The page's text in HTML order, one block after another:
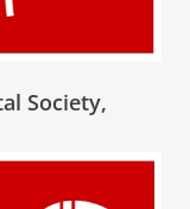
Society,